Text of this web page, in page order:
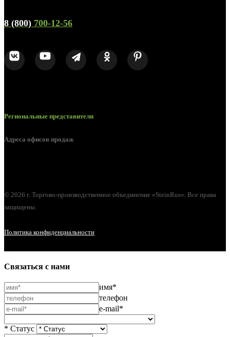
8 (800) 700-12-56
Региональные представители
Адреса офисов продаж
© 2026 г. Торгово-производственное объединение «SteinRus». Все права
защищены.
Политика конфиденциальности
Связаться с нами
имя*
телефон
e-mail*
* Статус